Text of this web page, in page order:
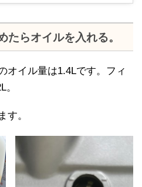
たらオイルを入れる。
オイル量は1.4Lです。フィ
す。